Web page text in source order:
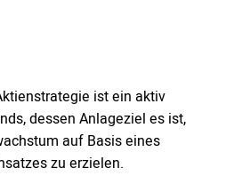
ist ein aktiv
dessen Anlageziel es ist,
auf Basis eines
zu erzielen.